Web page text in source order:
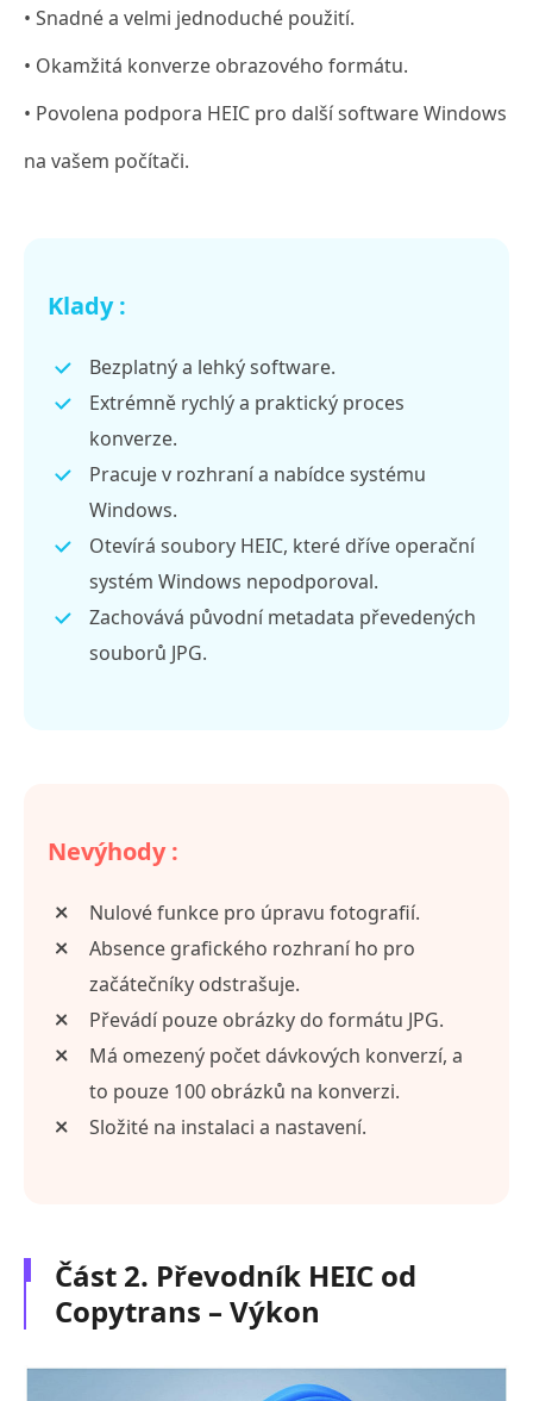
• Snadné a velmi jednoduché použití.
• Okamžitá konverze obrazového formátu.
• Povolena podpora HEIC pro další software Windows
na vašem počítači.
Klady :
Bezplatný a lehký software.
Extrémně rychlý a praktický proces
konverze.
Pracuje v rozhraní a nabídce systému
Windows.
Otevírá soubory HEIC, které dříve operační
systém Windows nepodporoval.
Zachovává původní metadata převedených
souborů JPG.
Nevýhody :
Nulové funkce pro úpravu fotografií.
Absence grafického rozhraní ho pro
začátečníky odstrašuje.
Převádí pouze obrázky do formátu JPG.
Má omezený počet dávkových konverzí, a
to pouze 100 obrázků na konverzi.
Složité na instalaci a nastavení.
Část 2. Převodník HEIC od
Copytrans – Výkon